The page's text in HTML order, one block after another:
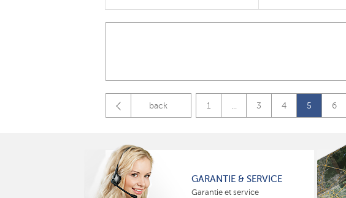
back 1 ... 3 4 5 6
GARANTIE & SERVICE
Garantie et service